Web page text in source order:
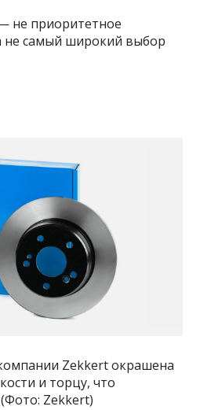
не приоритетное
не самый широкий выбор
Zekkert окрашена
и торцу, что
Zekkert)